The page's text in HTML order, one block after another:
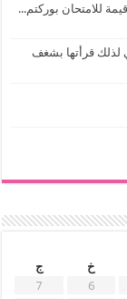
للامتحان بوركتم...
لذلك قرأتها بشغف
خ
ج
6
7